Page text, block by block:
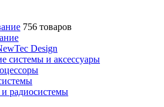
756 товаров
Design
системы и аксессуары
радиосистемы